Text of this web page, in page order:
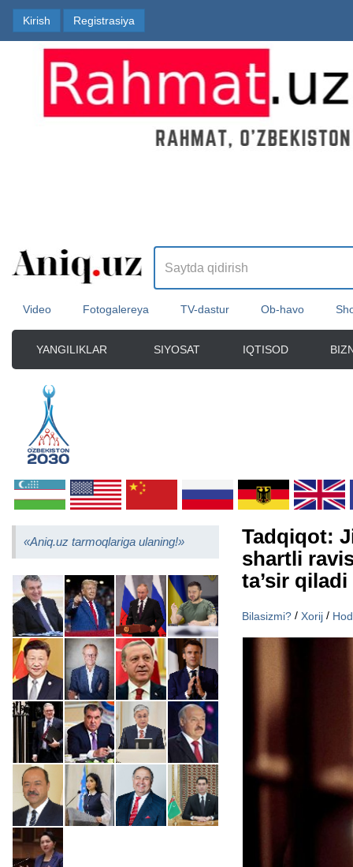
Kirish Registrasiya
Video Fotogalereya TV-dastur Ob-havo
YANGILIKLAR SIYOSAT IQTISOD
«Aniq.uz tarmoqlariga ulaning!»
Tadqiqot:
shartli
ta’sir qiladi
Bilasizmi? /Xorij /